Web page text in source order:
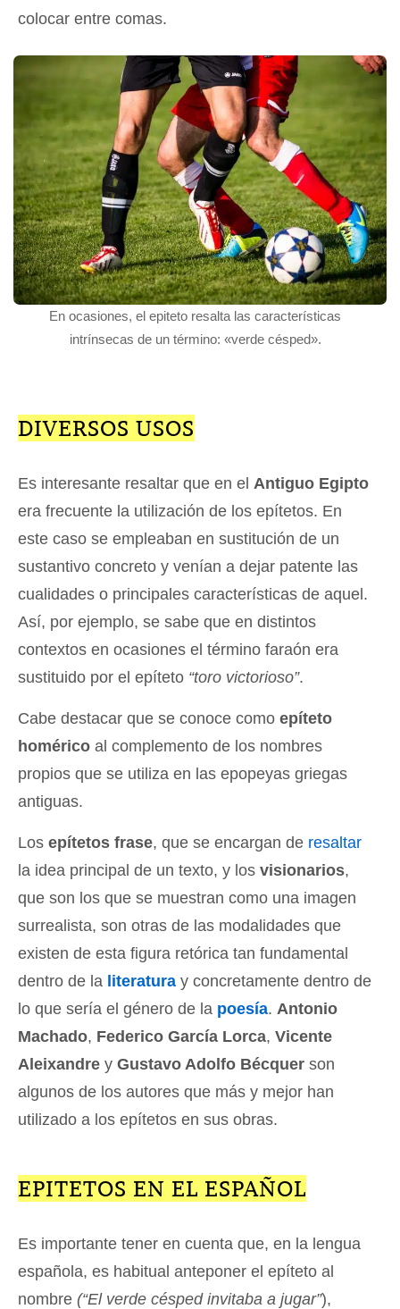
colocar entre comas.
En ocasiones, el epiteto resalta las características
intrínsecas de un término: «verde césped».
DIVERSOS USOS
Es interesante resaltar que en el Antiguo Egipto
era frecuente la utilización de los epítetos. En
este caso se empleaban en sustitución de un
sustantivo concreto y venían a dejar patente las
cualidades o principales características de aquel.
Así, por ejemplo, se sabe que en distintos
contextos en ocasiones el término faraón era
sustituido por el epíteto “toro victorioso”.
Cabe destacar que se conoce como epíteto
homérico al complemento de los nombres
propios que se utiliza en las epopeyas griegas
antiguas.
Los epítetos frase, que se encargan de resaltar
la idea principal de un texto, y los visionarios,
que son los que se muestran como una imagen
surrealista, son otras de las modalidades que
existen de esta figura retórica tan fundamental
dentro de la literatura y concretamente dentro de
lo que sería el género de la poesía. Antonio
Machado, Federico García Lorca, Vicente
Aleixandre y Gustavo Adolfo Bécquer son
algunos de los autores que más y mejor han
utilizado a los epítetos en sus obras.
EPITETOS EN EL ESPAÑOL
Es importante tener en cuenta que, en la lengua
española, es habitual anteponer el epíteto al
nombre (“El verde césped invitaba a jugar”),